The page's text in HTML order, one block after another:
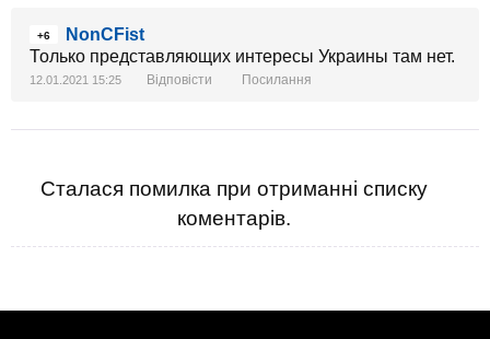
+6
NonCFist
Только представляющих интересы Украины там нет.
12.01.2021 15:25 Відповісти Посилання
Сталася помилка при отриманні списку
коментарів.